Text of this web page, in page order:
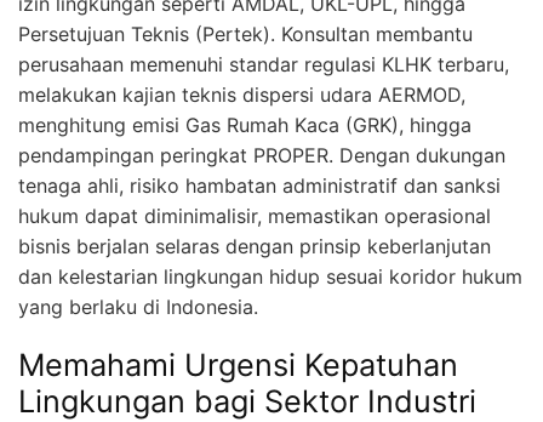
Persetujuan Teknis (Pertek). Konsultan membantu
perusahaan memenuhi standar regulasi KLHK terbaru,
melakukan kajian teknis dispersi udara AERMOD,
menghitung emisi Gas Rumah Kaca (GRK), hingga
pendampingan peringkat PROPER. Dengan dukungan
tenaga ahli, risiko hambatan administratif dan sanksi
hukum dapat diminimalisir, memastikan operasional
bisnis berjalan selaras dengan prinsip keberlanjutan
dan kelestarian lingkungan hidup sesuai koridor hukum
yang berlaku di Indonesia.
Memahami Urgensi Kepatuhan
Lingkungan bagi Sektor Industri